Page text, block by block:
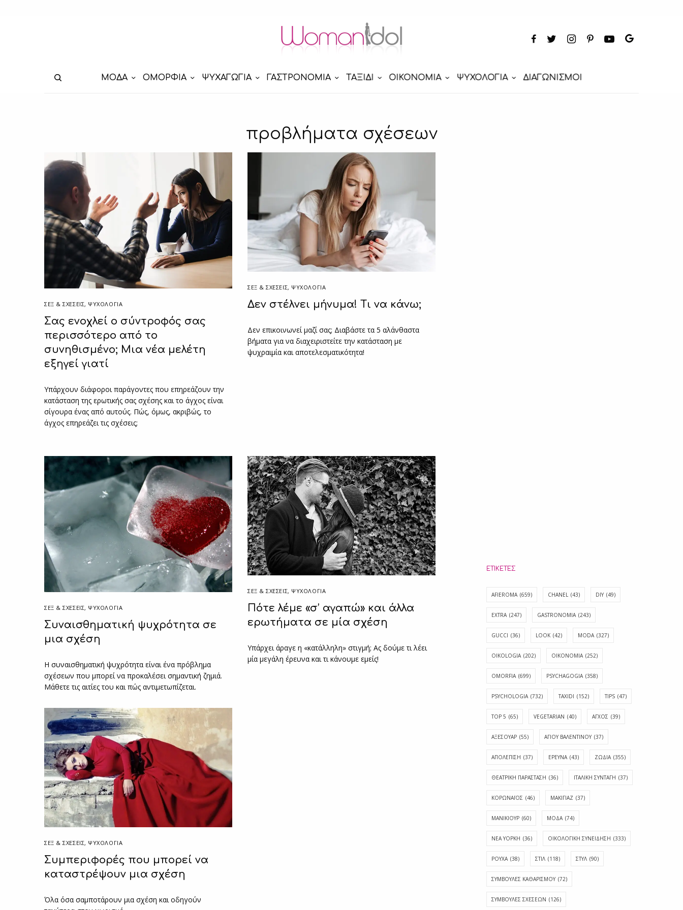
ΜΟΔΑ ΟΜΟΡΦΙΑ ΨΥΧΑΓΩΓΙΑ ΓΑΣΤΡΟΝΟΜΙΑ ΤΑΞΙΔΙ ΟΙΚΟΝΟΜΙΑ ΨΥΧΟΛΟΓΙΑ ΔΙΑΓΩΝΙΣΜΟΙ
προβλήματα σχέσεων
ΣΕΞ & ΣΧΈΣΕΙΣ, ΨΥΧΟΛΟΓΙΑ
Σας ενοχλεί ο σύντροφός σας
περισσότερο από το
συνηθισμένο; Μια νέα μελέτη
εξηγεί γιατί
Υπάρχουν διάφοροι παράγοντες που επηρεάζουν την
κατάσταση της ερωτικής σας σχέσης και το άγχος είναι
σίγουρα ένας από αυτούς. Πώς, όμως, ακριβώς, το
άγχος επηρεάζει τις σχέσεις;
ΣΕΞ & ΣΧΈΣΕΙΣ, ΨΥΧΟΛΟΓΙΑ
Δεν στέλνει μήνυμα! Τι να κάνω;
Δεν επικοινωνεί μαζί σας; Διαβάστε τα 5 αλάνθαστα
βήματα για να διαχειριστείτε την κατάσταση με
ψυχραιμία και αποτελεσματικότητα!
ΣΕΞ & ΣΧΈΣΕΙΣ, ΨΥΧΟΛΟΓΙΑ
Συναισθηματική ψυχρότητα σε
μια σχέση
Η συναισθηματική ψυχρότητα είναι ένα πρόβλημα
σχέσεων που μπορεί να προκαλέσει σημαντική ζημιά.
Μάθετε τις αιτίες του και πώς αντιμετωπίζεται.
ΣΕΞ & ΣΧΈΣΕΙΣ, ΨΥΧΟΛΟΓΙΑ
Πότε λέμε «σ’ αγαπώ» και άλλα
ερωτήματα σε μία σχέση
Υπάρχει άραγε η «κατάλληλη» στιγμή; Ας δούμε τι λέει
μία μεγάλη έρευνα και τι κάνουμε εμείς!
ΣΕΞ & ΣΧΈΣΕΙΣ, ΨΥΧΟΛΟΓΙΑ
Συμπεριφορές που μπορεί να
καταστρέψουν μια σχέση
Όλα όσα σαμποτάρουν μια σχέση και οδηγούν
ΕΤΙΚΈΤΕΣ
AFIEROMA (659) CHANEL (43) DIY (49)
EXTRA (247) GASTRONOMIA (243)
GUCCI (36) LOOK (42) MODA (327)
OIKOLOGIA (202) OIKONOMIA (252)
OMORFIA (699) PSYCHAGOGIA (358)
PSYCHOLOGIA (732) TAXIDI (152) TIPS (47)
TOP 5 (65) VEGETARIAN (40) ΑΓΧΟΣ (39)
ΑΞΕΣΟΥΑΡ (55) ΑΓΊΟΥ ΒΑΛΕΝΤΊΝΟΥ (37)
ΑΠΟΛΈΠΙΣΗ (37) ΕΡΕΥΝΑ (43) ΖΩΔΙΑ (355)
ΘΕΑΤΡΙΚΗ ΠΑΡΑΣΤΑΣΗ (36) ΙΤΑΛΙΚΗ ΣΥΝΤΑΓΗ (37)
ΚΟΡΩΝΑΪΟΣ (46) ΜΑΚΙΓΙΑΖ (37)
ΜΑΝΙΚΙΟΥΡ (60) ΜΟΔΑ (74)
ΝΕΑ ΥΟΡΚΗ (36) ΟΙΚΟΛΟΓΙΚΗ ΣΥΝΕΙΔΗΣΗ (333)
ΡΟΥΧΑ (38) ΣΤΙΛ (118) ΣΤΥΛ (90)
ΣΥΜΒΟΥΛΕΣ ΚΑΘΑΡΙΣΜΟΥ (72)
ΣΥΜΒΟΥΛΕΣ ΣΧΕΣΕΩΝ (126)